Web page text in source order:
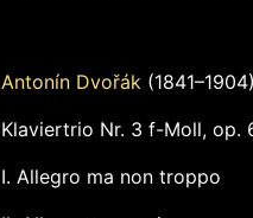
Antonín Dvořák (1841–1904)
Klaviertrio Nr. 3 f-Moll, op.
I. Allegro ma non troppo